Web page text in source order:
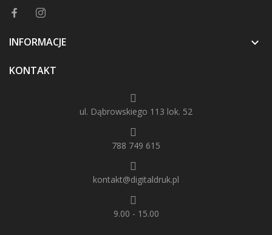
INFORMACJE 
KONTAKT
ul. Dąbrowskiego 113 lok. 52
788 749 615
kontakt@digitaldruk.pl
9.00 - 15.00